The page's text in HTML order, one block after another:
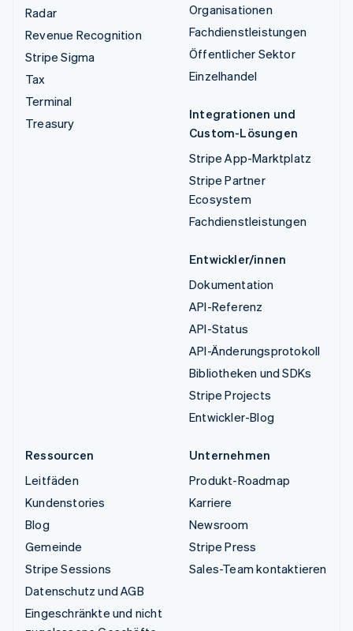
Radar
Revenue Recognition
Stripe Sigma
Tax
Terminal
Treasury
Organisationen
Fachdienstleistungen
Öffentlicher Sektor
Einzelhandel
Integrationen und
Custom-Lösungen
Stripe App-Marktplatz
Stripe Partner
Ecosystem
Fachdienstleistungen
Entwickler/innen
Dokumentation
API-Referenz
API-Status
API-Änderungsprotokoll
Bibliotheken und SDKs
Stripe Projects
Entwickler-Blog
Ressourcen
Leitfäden
Kundenstories
Blog
Gemeinde
Stripe Sessions
Datenschutz und AGB
Eingeschränkte und nicht
Unternehmen
Produkt-Roadmap
Karriere
Newsroom
Stripe Press
Sales-Team kontaktieren